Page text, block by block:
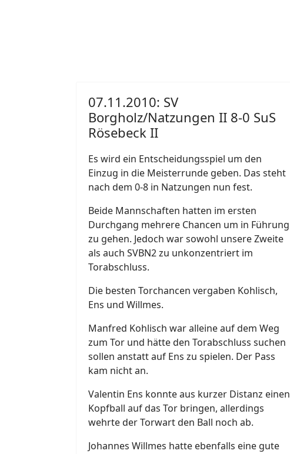
07.11.2010: SV
Borgholz/Natzungen II 8-0 SuS
Rösebeck II
Es wird ein Entscheidungsspiel um den
Einzug in die Meisterrunde geben. Das steht
nach dem 0-8 in Natzungen nun fest.
Beide Mannschaften hatten im ersten
Durchgang mehrere Chancen um in Führung
zu gehen. Jedoch war sowohl unsere Zweite
als auch SVBN2 zu unkonzentriert im
Torabschluss.
Die besten Torchancen vergaben Kohlisch,
Ens und Willmes.
Manfred Kohlisch war alleine auf dem Weg
zum Tor und hätte den Torabschluss suchen
sollen anstatt auf Ens zu spielen. Der Pass
kam nicht an.
Valentin Ens konnte aus kurzer Distanz einen
Kopfball auf das Tor bringen, allerdings
wehrte der Torwart den Ball noch ab.
Johannes Willmes hatte ebenfalls eine gute